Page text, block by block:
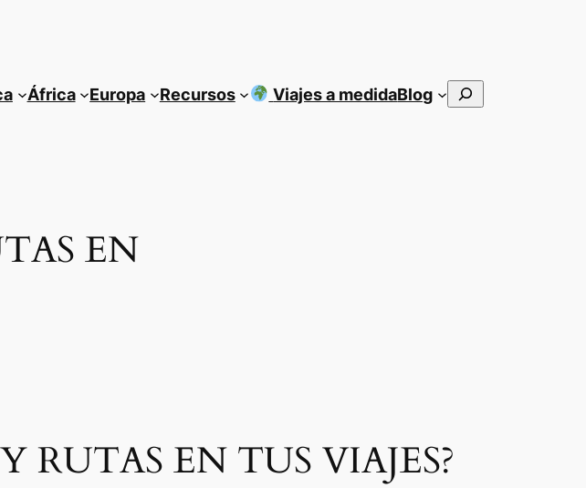
África Europa Recursos Viajes a medidaBlog Buscar
EN
RUTAS EN TUS VIAJES?